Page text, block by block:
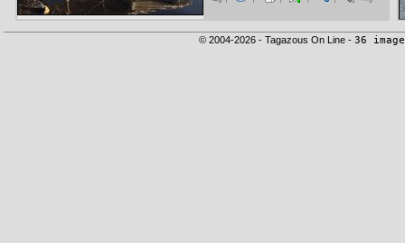
© 2004-2026 - Tagazous On Line - 36